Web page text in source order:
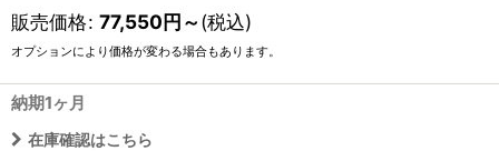
販売価格: 77,550円～(税込)
オプションにより価格が変わる場合もあります。
納期1ヶ月
在庫確認はこちら